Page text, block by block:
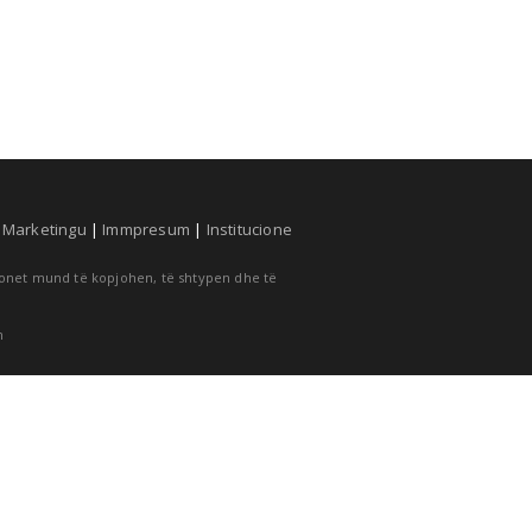
Marketingu | Immpresum | Institucione
mund të kopjohen, të shtypen dhe të